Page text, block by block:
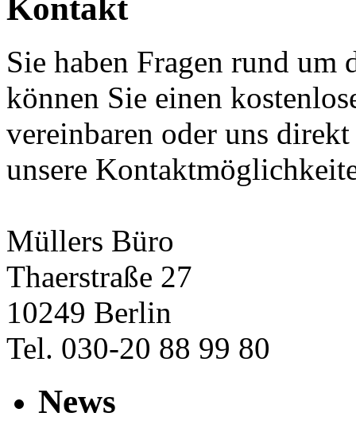
Kontakt
Sie haben Fragen rund um
können Sie einen
vereinbaren oder uns
unsere
Müllers Büro
Thaerstraße 27
10249 Berlin
Tel. 030-20 88 99 80
News